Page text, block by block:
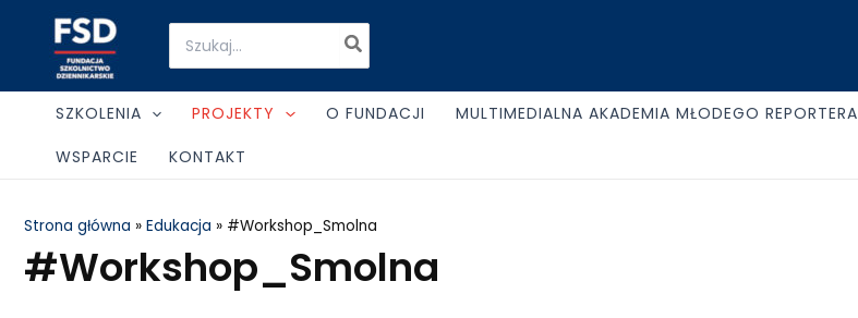
content
Search
for:
SZKOLENIA PROJEKTY O FUNDACJI MULTIMEDIALNA AKADEMIA MŁODEGO REPORTERA
WSPARCIE
KONTAKT
Strona główna » Edukacja » #Workshop_Smolna
#Workshop_Smolna